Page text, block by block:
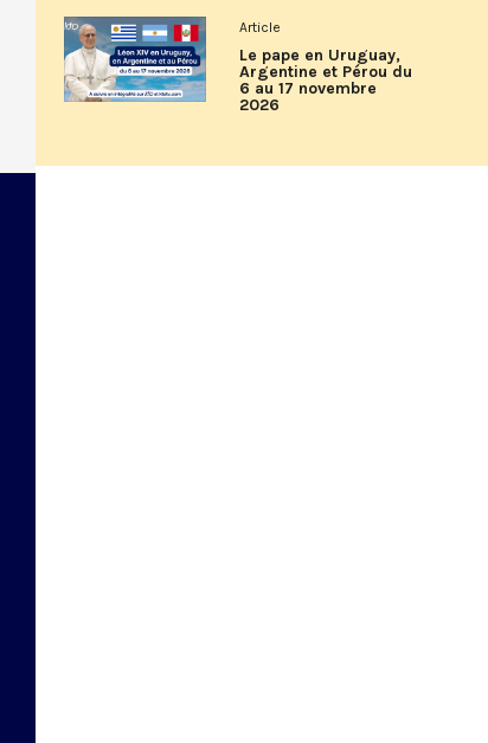
Article
Le pape en Uruguay,
Argentine et Pérou du
6 au 17 novembre
2026